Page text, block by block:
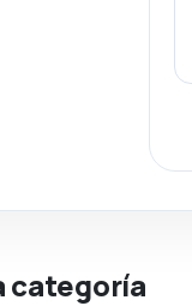
categoría